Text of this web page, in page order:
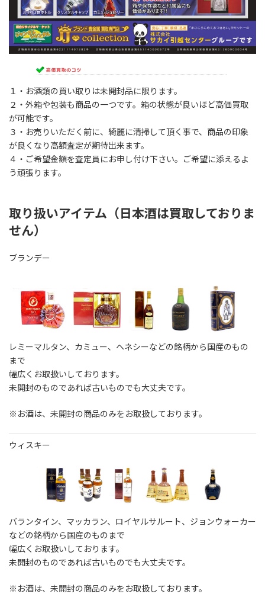
１・お酒類の買い取りは未開封品に限ります。
２・外箱や包装も商品の一つです。箱の状態が良いほど高価買取
が可能です。
３・お売りいただく前に、綺麗に清掃して頂く事で、商品の印象
が良くなり高額査定が期待出来ます。
４・ご希望金額を査定員にお申し付け下さい。ご希望に添えるよ
う頑張ります。
取り扱いアイテム（日本酒は買取しておりま
せん）
ブランデー
レミーマルタン、カミュー、ヘネシーなどの銘柄から国産のもの
まで
幅広くお取扱いしております。
未開封のものであれば古いものでも大丈夫です。
※お酒は、未開封の商品のみをお取扱しております。
ウィスキー
バランタイン、マッカラン、ロイヤルサルート、ジョンウォーカー
などの銘柄から国産のものまで
幅広くお取扱いしております。
未開封のものであれば古いものでも大丈夫です。
※お酒は、未開封の商品のみをお取扱しております。